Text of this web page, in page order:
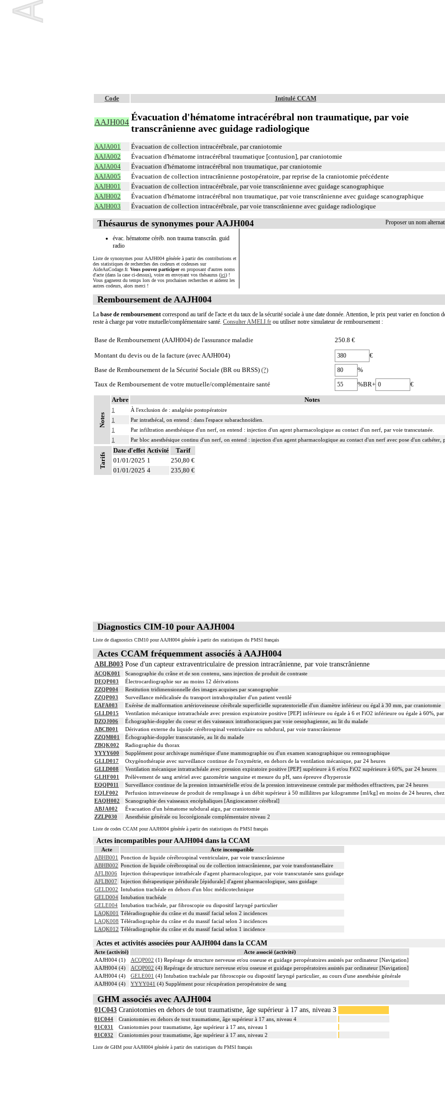
Code Intitulé CCAM
AAJH004 Évacuation d'hématome intracérébral non traumatique, par voie
transcrânienne avec guidage radiologique
AAJA001 Évacuation de collection intracérébrale, par craniotomie
AAJA002 Évacuation d'hématome intracérébral traumatique [contusion], par craniotomie
AAJA004 Évacuation d'hématome intracérébral non traumatique, par craniotomie
AAJA005 Évacuation de collection intracrânienne postopératoire, par reprise de la craniotomie précédente
AAJH001 Évacuation de collection intracérébrale, par voie transcrânienne avec guidage scanographique
AAJH002 Évacuation d'hématome intracérébral non traumatique, par voie transcrânienne avec guidage scanographique
AAJH003 Évacuation de collection intracérébrale, par voie transcrânienne avec guidage radiologique
Proposer un nom
Thésaurus de synonymes pour AAJH004
évac. hématome céréb. non trauma transcrân. guid
radio
Liste de synonymes pour AAJH004 générée à partir des contributions et
des statistiques de recherches des codeurs et codeuses sur
AideAuCodage.fr. Vous pouvez participeren proposant d'autres noms
d'acte (dans la case ci-dessus), voire en envoyant vos thésaurus (ici) !
Vous gagnerez du temps lors de vos prochaines recherches et aiderez les
autres codeurs, alors merci !
Remboursement de AAJH004
La base de remboursement correspond au tarif de l'acte et du taux de la sécurité sociale à une date donnée. Attention, le prix peut varier en
reste à charge par votre mutuelle/complémentaire santé. Consulter AMELI.fr ou utiliser notre simulateur de remboursement :
Base de Remboursement (AAJH004) de l'assurance maladie 250.8 €
Montant du devis ou de la facture (avec AAJH004)
€
Base de Remboursement de la Sécurité Sociale (BR ou BRSS) (?)
%
Taux de Remboursement de votre mutuelle/complémentaire santé
%BR+ €
Notes
Arbre Notes
1
À l'exclusion de : analgésie postopératoire
1
Par intrathécal, on entend : dans l'espace subarachnoïdien.
1
Par infiltration anesthésique d'un nerf, on entend : injection d'un agent pharmacologique au contact d'un nerf, par voie transcutanée.
1
Par bloc anesthésique continu d'un nerf, on entend : injection d'un agent pharmacologique au contact d'un nerf avec pose d'un cathéter,
Tarifs
Date d'effet Activité
Tarif
01/01/2025 1
250,80 €
01/01/2025 4 235,80 €
Diagnostics CIM-10 pour AAJH004
Liste de diagnostics CIM10 pour AAJH004 générée à partir des statistiques du PMSI français
Actes CCAM fréquemment associés à AAJH004
ABLB003 Pose d'un capteur extraventriculaire de pression intracrânienne, par voie transcrânienne
ACQK001
Scanographie du crâne et de son contenu, sans injection de produit de contraste
DEQP003
Électrocardiographie sur au moins 12 dérivations
ZZQP004
Restitution tridimensionnelle des images acquises par scanographie
ZZQP003
Surveillance médicalisée du transport intrahospitalier d'un patient ventilé
EAFA003
Exérèse de malformation artérioveineuse cérébrale superficielle supratentorielle d'un diamètre inférieur ou égal à 30 mm, par craniotomie
GLLD015
Ventilation mécanique intratrachéale avec pression expiratoire positive [PEP] inférieure ou égale à 6 et FiO2 inférieure ou égale à 60%, par
DZQJ006
Échographie-doppler du coeur et des vaisseaux intrathoraciques par voie oesophagienne, au lit du malade
ABCB001
Dérivation externe du liquide cérébrospinal ventriculaire ou subdural, par voie transcrânienne
ZZQM001
Échographie-doppler transcutanée, au lit du malade
ZBQK002
Radiographie du thorax
YYYY600
Supplément pour archivage numérique d'une mammographie ou d'un examen scanographique ou remnographique
GLLD017
Oxygénothérapie avec surveillance continue de l'oxymétrie, en dehors de la ventilation mécanique, par 24 heures
GLLD008
Ventilation mécanique intratrachéale avec pression expiratoire positive [PEP] supérieure à 6 et/ou FiO2 supérieure à 60%, par 24 heures
GLHF001
Prélèvement de sang artériel avec gazométrie sanguine et mesure du pH, sans épreuve d'hyperoxie
EQQP011
Surveillance continue de la pression intraartérielle et/ou de la pression intraveineuse centrale par méthodes effractives, par 24 heures
EQLF002
Perfusion intraveineuse de produit de remplissage à un débit supérieur à 50 millilitres par kilogramme [ml/kg] en moins de 24 heures,
EAQH002
Scanographie des vaisseaux encéphaliques [Angioscanner cérébral]
ABJA002
Évacuation d'un hématome subdural aigu, par craniotomie
ZZLP030
Anesthésie générale ou locorégionale complémentaire niveau 2
Liste de codes CCAM pour AAJH004 générée à partir des statistiques du PMSI français
Actes incompatibles pour AAJH004 dans la CCAM
Acte
Acte incompatible
ABHB001 Ponction de liquide cérébrospinal ventriculaire, par voie transcrânienne
ABHB002 Ponction de liquide cérébrospinal ou de collection intracrânienne, par voie transfontanellaire
AFLB006 Injection thérapeutique intrathécale d'agent pharmacologique, par voie transcutanée sans guidage
AFLB007
Injection thérapeutique péridurale [épidurale] d'agent pharmacologique, sans guidage
GELD002 Intubation trachéale en dehors d'un bloc médicotechnique
GELD004 Intubation trachéale
GELE004 Intubation trachéale, par fibroscopie ou dispositif laryngé particulier
LAQK001 Téléradiographie du crâne et du massif facial selon 2 incidences
LAQK008 Téléradiographie du crâne et du massif facial selon 3 incidences
LAQK012 Téléradiographie du crâne et du massif facial selon 1 incidence
Actes et activités associées pour AAJH004 dans la CCAM
Acte (activité)
Acte associé (activité)
AAJH004 (1)
ACQP002 (1) Repérage de structure nerveuse et/ou osseuse et guidage peropératoires assistés par ordinateur [Navigation]
AAJH004 (4)
ACQP002 (4) Repérage de structure nerveuse et/ou osseuse et guidage peropératoires assistés par ordinateur [Navigation]
AAJH004 (4)
GELE001 (4) Intubation trachéale par fibroscopie ou dispositif laryngé particulier, au cours d'une anesthésie générale
AAJH004 (4)
YYYY041 (4) Supplément pour récupération peropératoire de sang
GHM associés avec AAJH004
01C043 Craniotomies en dehors de tout traumatisme, âge supérieur à 17 ans, niveau 3
01C044
Craniotomies en dehors de tout traumatisme, âge supérieur à 17 ans, niveau 4
01C031
Craniotomies pour traumatisme, âge supérieur à 17 ans, niveau 1
01C032
Craniotomies pour traumatisme, âge supérieur à 17 ans, niveau 2
Liste de GHM pour AAJH004 générée à partir des statistiques du PMSI français